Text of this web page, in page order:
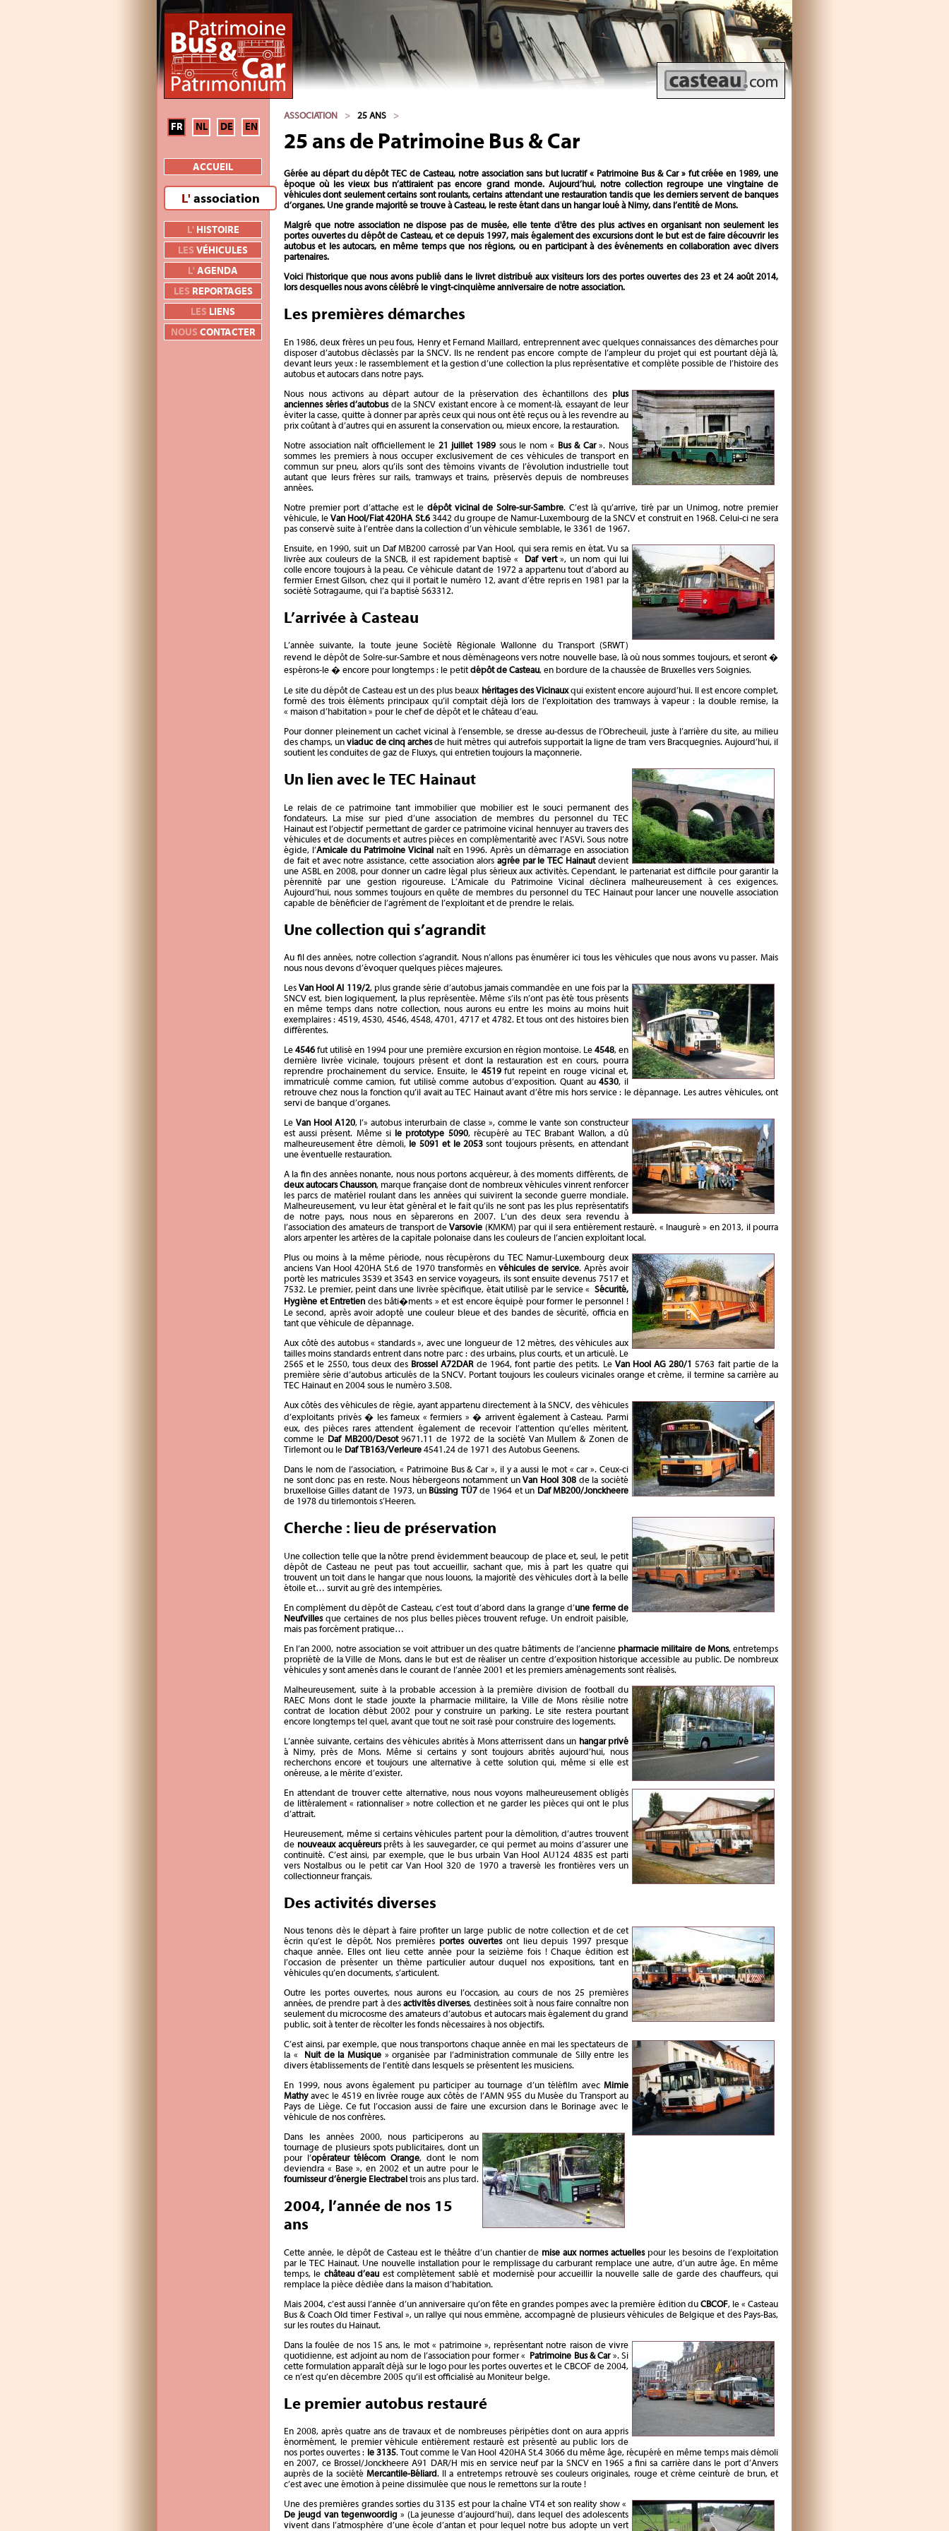
FR NL DE EN
ACCUEIL
L' association
L'HISTOIRE
LES VÉHICULES
L'AGENDA
LES REPORTAGES
LES LIENS
NOUS CONTACTER
ASSOCIATION > 25 ANS >
25 ans de Patrimoine Bus & Car
Gérée au départ du dépôt TEC de Casteau, notre association sans but lucratif « Patrimoine Bus & Car » fut créée en 1989, une
époque où les vieux bus n’attiraient pas encore grand monde. Aujourd’hui, notre collection regroupe une vingtaine de
véhicules dont seulement certains sont roulants, certains attendant une restauration tandis que les derniers servent de banques
d’organes. Une grande majorité se trouve à Casteau, le reste étant dans un hangar loué à Nimy, dans l’entité de Mons.
Malgré que notre association ne dispose pas de musée, elle tente d'être des plus actives en organisant non seulement les
portes ouvertes du dépôt de Casteau, et ce depuis 1997, mais également des excursions dont le but est de faire découvrir les
autobus et les autocars, en même temps que nos régions, ou en participant à des événements en collaboration avec divers
partenaires.
Voici l'historique que nous avons publié dans le livret distribué aux visiteurs lors des portes ouvertes des 23 et 24 août 2014,
lors desquelles nous avons célébré le vingt-cinquième anniversaire de notre association.
Les premières démarches
En 1986, deux frères un peu fous, Henry et Fernand Maillard, entreprennent avec quelques connaissances des démarches pour
disposer d’autobus déclassés par la SNCV. Ils ne rendent pas encore compte de l’ampleur du projet qui est pourtant déjà là,
devant leurs yeux : le rassemblement et la gestion d’une collection la plus représentative et complète possible de l’histoire des
autobus et autocars dans notre pays.
Nous nous activons au départ autour de la préservation des échantillons des plus
anciennes séries d’autobusde la SNCV existant encore à ce moment-là, essayant de leur
éviter la casse, quitte à donner par après ceux qui nous ont été reçus ou à les revendre au
prix coûtant à d’autres qui en assurent la conservation ou, mieux encore, la restauration.
Notre association naît officiellement le 21 juillet 1989sous le nom « Bus & Car». Nous
sommes les premiers à nous occuper exclusivement de ces véhicules de transport en
commun sur pneu, alors qu’ils sont des témoins vivants de l’évolution industrielle tout
autant que leurs frères sur rails, tramways et trains, préservés depuis de nombreuses
années.
Notre premier port d’attache est le dépôt vicinal de Solre-sur-Sambre. C’est là qu’arrive, tiré par un Unimog, notre premier
véhicule, leVan Hool/Fiat 420HA St.63442 du groupe de Namur-Luxembourg de la SNCV et construit en 1968. Celui-ci ne sera
pas conservé suite à l’entrée dans la collection d’un véhicule semblable, le 3361 de 1967.
Ensuite, en 1990, suit un Daf MB200 carrossé par Van Hool, qui sera remis en état. Vu sa
livrée aux couleurs de la SNCB, il est rapidement baptisé « Daf vert», un nom qui lui
colle encore toujours à la peau. Ce véhicule datant de 1972 a appartenu tout d’abord au
fermier Ernest Gilson, chez qui il portait le numéro 12, avant d’être repris en 1981 par la
société Sotragaume, qui l’a baptisé 563312.
L’arrivée à Casteau
L’année suivante, la toute jeune Société Régionale Wallonne du Transport (SRWT)
revend le dépôt de Solre-sur-Sambre et nous déménageons vers notre nouvelle base, là où nous sommes toujours, et seront �
espérons-le � encore pour longtemps : le petit dépôt de Casteau, en bordure de la chaussée de Bruxelles vers Soignies.
Le site du dépôt de Casteau est un des plus beaux héritages des Vicinauxqui existent encore aujourd’hui. Il est encore complet,
formé des trois éléments principaux qu’il comptait déjà lors de l’exploitation des tramways à vapeur : la double remise, la
« maison d’habitation » pour le chef de dépôt et le château d’eau.
Pour donner pleinement un cachet vicinal à l’ensemble, se dresse au-dessus de l’Obrecheuil, juste à l’arrière du site, au milieu
des champs, unviaduc de cinq archesde huit mètres qui autrefois supportait la ligne de tram vers Bracquegnies. Aujourd’hui, il
soutient les conduites de gaz de Fluxys, qui entretien toujours la maçonnerie.
Un lien avec le TEC Hainaut
Le relais de ce patrimoine tant immobilier que mobilier est le souci permanent des
fondateurs. La mise sur pied d’une association de membres du personnel du TEC
Hainaut est l’objectif permettant de garder ce patrimoine vicinal hennuyer au travers des
véhicules et de documents et autres pièces en complémentarité avec l’ASVi. Sous notre
égide, l’Amicale du Patrimoine Vicinalnaît en 1996. Après un démarrage en association
de fait et avec notre assistance, cette association alors agrée par le TEC Hainautdevient
une ASBL en 2008, pour donner un cadre légal plus sérieux aux activités. Cependant, le partenariat est difficile pour garantir la
pérennité par une gestion rigoureuse. L’Amicale du Patrimoine Vicinal déclinera malheureusement à ces exigences.
Aujourd’hui, nous sommes toujours en quête de membres du personnel du TEC Hainaut pour lancer une nouvelle association
capable de bénéficier de l’agrément de l’exploitant et de prendre le relais.
Une collection qui s’agrandit
Au fil des années, notre collection s’agrandit. Nous n’allons pas énumérer ici tous les véhicules que nous avons vu passer. Mais
nous nous devons d’évoquer quelques pièces majeures.
LesVan Hool AI 119/2, plus grande série d’autobus jamais commandée en une fois par la
SNCV est, bien logiquement, la plus représentée. Même s’ils n’ont pas été tous présents
en même temps dans notre collection, nous aurons eu entre les moins au moins huit
exemplaires : 4519, 4530, 4546, 4548, 4701, 4717 et 4782. Et tous ont des histoires bien
différentes.
Le4546 fut utilisé en 1994 pour une première excursion en région montoise. Le 4548, en
dernière livrée vicinale, toujours présent et dont la restauration est en cours, pourra
reprendre prochainement du service. Ensuite, le 4519fut repeint en rouge vicinal et,
immatriculé comme camion, fut utilisé comme autobus d’exposition. Quant au4530, il
retrouve chez nous la fonction qu’il avait au TEC Hainaut avant d’être mis hors service : le dépannage. Les autres véhicules, ont
servi de banque d’organes.
Le Van Hool A120, l’» autobus interurbain de classe », comme le vante son constructeur
est aussi présent. Même si le prototype 5090, récupéré au TEC Brabant Wallon, a dû
malheureusement être démoli, le 5091 et le 2053sont toujours présents, en attendant
une éventuelle restauration.
A la fin des années nonante, nous nous portons acquéreur, à des moments différents, de
deux autocars Chausson, marque française dont de nombreux véhicules vinrent renforcer
les parcs de matériel roulant dans les années qui suivirent la seconde guerre mondiale.
Malheureusement, vu leur état général et le fait qu’ils ne sont pas les plus représentatifs
de notre pays, nous nous en séparerons en 2007. L’un des deux sera revendu à
l’association des amateurs de transport deVarsovie (KMKM) par qui il sera entièrement restauré. « Inauguré » en 2013, il pourra
alors arpenter les artères de la capitale polonaise dans les couleurs de l’ancien exploitant local.
Plus ou moins à la même période, nous récupérons du TEC Namur-Luxembourg deux
anciens Van Hool 420HA St.6 de 1970 transformés en véhicules de service. Après avoir
porté les matricules 3539 et 3543 en service voyageurs, ils sont ensuite devenus 7517 et
7532. Le premier, peint dans une livrée spécifique, était utilisé par le service « Sécurité,
Hygiène et Entretien des bâti�ments » et est encore équipé pour former le personnel !
Le second, après avoir adopté une couleur bleue et des bandes de sécurité, officia en
tant que véhicule de dépannage.
Aux côté des autobus « standards », avec une longueur de 12 mètres, des véhicules aux
tailles moins standards entrent dans notre parc : des urbains, plus courts, et un articulé. Le
2565 et le 2550, tous deux des Brossel A72DARde 1964, font partie des petits. Le Van Hool AG 280/1 5763 fait partie de la
première série d’autobus articulés de la SNCV. Portant toujours les couleurs vicinales orange et crème, il termine sa carrière au
TEC Hainaut en 2004 sous le numéro 3.508.
Aux côtés des véhicules de régie, ayant appartenu directement à la SNCV, des véhicules
d’exploitants privés � les fameux « fermiers » � arrivent également à Casteau. Parmi
eux, des pièces rares attendent également de recevoir l’attention qu’elles méritent,
comme le Daf MB200/Desot9671.11 de 1972 de la société Van Mullem & Zonen de
Tirlemont ou le Daf TB163/Verleure 4541.24 de 1971 des Autobus Geenens.
Dans le nom de l’association, « Patrimoine Bus & Car », il y a aussi le mot « car ». Ceux-ci
ne sont donc pas en reste. Nous hébergeons notamment unVan Hool 308de la société
bruxelloise Gilles datant de 1973, un Büssing TÜ7de 1964 et un Daf MB200/Jonckheere
de 1978 du tirlemontois s’Heeren.
Cherche : lieu de préservation
Une collection telle que la nôtre prend évidemment beaucoup de place et, seul, le petit
dépôt de Casteau ne peut pas tout accueillir, sachant que, mis à part les quatre qui
trouvent un toit dans le hangar que nous louons, la majorité des véhicules dort à la belle
étoile et… survit au gré des intempéries.
En complément du dépôt de Casteau, c’est tout d’abord dans la grange d’une ferme de
Neufvillesque certaines de nos plus belles pièces trouvent refuge. Un endroit paisible,
mais pas forcément pratique…
En l’an 2000, notre association se voit attribuer un des quatre bâtiments de l’ancienne pharmacie militaire de Mons, entretemps
propriété de la Ville de Mons, dans le but est de réaliser un centre d’exposition historique accessible au public. De nombreux
véhicules y sont amenés dans le courant de l’année 2001 et les premiers aménagements sont réalisés.
Malheureusement, suite à la probable accession à la première division de football du
RAEC Mons dont le stade jouxte la pharmacie militaire, la Ville de Mons résilie notre
contrat de location début 2002 pour y construire un parking. Le site restera pourtant
encore longtemps tel quel, avant que tout ne soit rasé pour construire des logements.
L’année suivante, certains des véhicules abrités à Mons atterrissent dans un hangar privé
à Nimy, près de Mons. Même si certains y sont toujours abrités aujourd’hui, nous
recherchons encore et toujours une alternative à cette solution qui, même si elle est
onéreuse, a le mérite d’exister.
En attendant de trouver cette alternative, nous nous voyons malheureusement obligés
de littéralement « rationnaliser » notre collection et ne garder les pièces qui ont le plus
d’attrait.
Heureusement, même si certains véhicules partent pour la démolition, d’autres trouvent
de nouveaux acquéreursprêts à les sauvegarder, ce qui permet au moins d’assurer une
continuité. C’est ainsi, par exemple, que le bus urbain Van Hool AU124 4835 est parti
vers Nostalbus ou le petit car Van Hool 320 de 1970 a traversé les frontières vers un
collectionneur français.
Des activités diverses
Nous tenons dès le départ à faire profiter un large public de notre collection et de cet
écrin qu’est le dépôt. Nos premières portes ouvertesont lieu depuis 1997 presque
chaque année. Elles ont lieu cette année pour la seizième fois ! Chaque édition est
l’occasion de présenter un thème particulier autour duquel nos expositions, tant en
véhicules qu’en documents, s’articulent.
Outre les portes ouvertes, nous aurons eu l’occasion, au cours de nos 25 premières
années, de prendre part à des activités diverses, destinées soit à nous faire connaître non
seulement du microcosme des amateurs d’autobus et autocars mais également du grand
public, soit à tenter de récolter les fonds nécessaires à nos objectifs.
C’est ainsi, par exemple, que nous transportons chaque année en mai les spectateurs de
la « Nuit de la Musique » organisée par l’administration communale de Silly entre les
divers établissements de l’entité dans lesquels se présentent les musiciens.
En 1999, nous avons également pu participer au tournage d’un téléfilm avec Mimie
Mathyavec le 4519 en livrée rouge aux côtés de l’AMN 955 du Musée du Transport au
Pays de Liège. Ce fut l’occasion aussi de faire une excursion dans le Borinage avec le
véhicule de nos confrères.
Dans les années 2000, nous participerons au
tournage de plusieurs spots publicitaires, dont un
pour l’opérateur télécom Orange, dont le nom
deviendra « Base », en 2002 et un autre pour le
fournisseur d’énergie Electrabel trois ans plus tard.
2004, l’année de nos 15
ans
Cette année, le dépôt de Casteau est le théâtre d’un chantier de mise aux normes actuellespour les besoins de l’exploitation
par le TEC Hainaut. Une nouvelle installation pour le remplissage du carburant remplace une autre, d’un autre âge. En même
temps, le château d’eau est complètement sablé et modernisé pour accueillir la nouvelle salle de garde des chauffeurs, qui
remplace la pièce dédiée dans la maison d’habitation.
Mais 2004, c’est aussi l’année d’un anniversaire qu’on fête en grandes pompes avec la première édition du CBCOF, le « Casteau
Bus & Coach Old timer Festival », un rallye qui nous emmène, accompagné de plusieurs véhicules de Belgique et des Pays-Bas,
sur les routes du Hainaut.
Dans la foulée de nos 15 ans, le mot « patrimoine », représentant notre raison de vivre
quotidienne, est adjoint au nom de l’association pour former « Patrimoine Bus & Car». Si
cette formulation apparaît déjà sur le logo pour les portes ouvertes et le CBCOF de 2004,
ce n’est qu’en décembre 2005 qu’il est officialisé au Moniteur belge.
Le premier autobus restauré
En 2008, après quatre ans de travaux et de nombreuses péripéties dont on aura appris
énormément, le premier véhicule entièrement restauré est présenté au public lors de
nos portes ouvertes : le 3135. Tout comme le Van Hool 420HA St.4 3066 du même âge, récupéré en même temps mais démoli
en 2007, ce Brossel/Jonckheere A91 DAR/H mis en service neuf par la SNCV en 1965 a fini sa carrière dans le port d’Anvers
auprès de la société Mercantile-Béliard. Il a entretemps retrouvé ses couleurs originales, rouge et crème ceinturé de brun, et
c’est avec une émotion à peine dissimulée que nous le remettons sur la route !
Une des premières grandes sorties du 3135 est pour la chaîne VT4 et son reality show «
De jeugd van tegenwoordig» (La jeunesse d’aujourd’hui), dans lequel des adolescents
vivent dans l’atmosphère d’une école d’antan et pour lequel notre bus adopte un vert